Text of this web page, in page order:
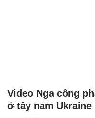
Video Nga công
ở tây nam Ukraine